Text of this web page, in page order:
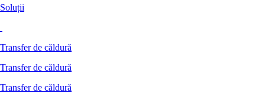
Soluții
Transfer de căldură
Transfer de căldură
Transfer de căldură